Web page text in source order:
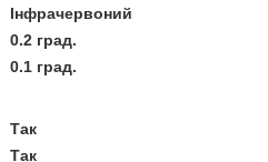
Інфрачервоний
0.2 град.
0.1 град.
Так
Так